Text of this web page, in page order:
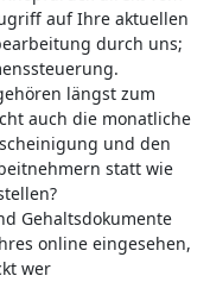
auf Ihre aktuellen
durch uns;
längst zum
auch die monatliche
und den
statt wie
Gehaltsdokumente
online eingesehen,
wer